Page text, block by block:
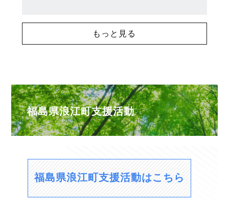
もっと見る
福島県浪江町支援活動
福島県浪江町支援活動はこちら